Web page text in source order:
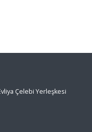
Çelebi Yerleşkesi